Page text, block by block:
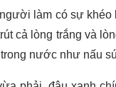
làm có sự
cả lòng trắng và
nước như nấu